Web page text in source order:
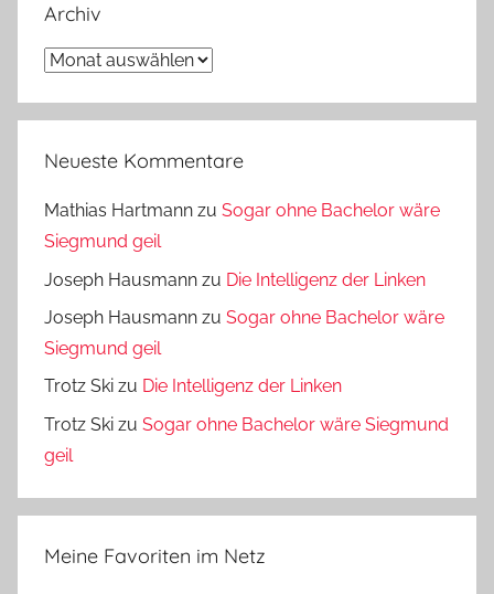
Archiv
Archiv
Neueste Kommentare
Mathias Hartmann zu Sogar ohne Bachelor wäre
Siegmund geil
Joseph Hausmann zu Die Intelligenz der Linken
Joseph Hausmann zu Sogar ohne Bachelor wäre
Siegmund geil
Trotz Ski zu Die Intelligenz der Linken
Trotz Ski zu Sogar ohne Bachelor wäre Siegmund
geil
Meine Favoriten im Netz